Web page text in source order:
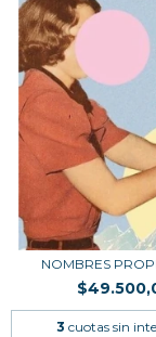
NOMBRES
3 cuotas sin